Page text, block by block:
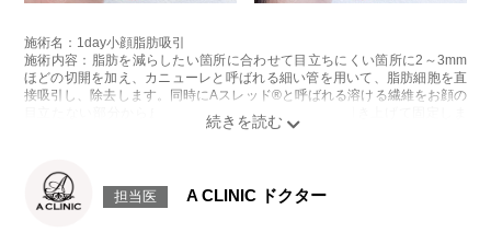
施術名：1day小顔脂肪吸引
施術内容：脂肪を減らしたい箇所に合わせて目立ちにくい箇所に2～3mm
ほどの切開を加え、カニューレと呼ばれる細い管を用いて、脂肪細胞を直
接吸引し、除去します。同時にAスレッド®と呼ばれる溶ける繊維をお顔の
目立たない部分から皮下へ挿入し、皮膚を内側から引き上げて固定しま
感などが術後一時的に生じることがございます。また、稀に貧血、細菌感
染症、左右差、施術箇所の知覚鈍麻、ぼこつき、硬結、瘢痕化、色素沈
担当医 A CLINIC ドクター